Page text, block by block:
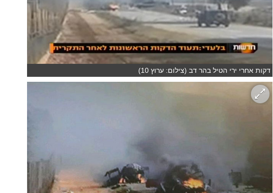
דקות אחרי ירי הטיל בהר דב (צילום: ערוץ 10)